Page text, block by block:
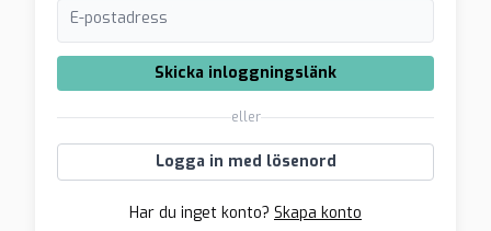
E-postadress
Skicka inloggningslänk
eller
Logga in med lösenord
Har du inget konto? Skapa konto